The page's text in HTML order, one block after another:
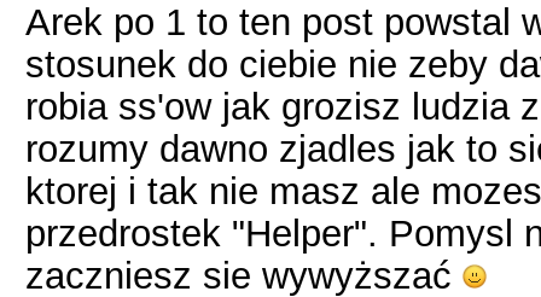
Arek po 1 to ten post powstal
stosunek do ciebie nie zeby
robia ss'ow jak grozisz ludzia
rozumy dawno zjadles jak to
ktorej i tak nie masz ale
przedrostek "Helper". Pomysl
zaczniesz sie wywyższać